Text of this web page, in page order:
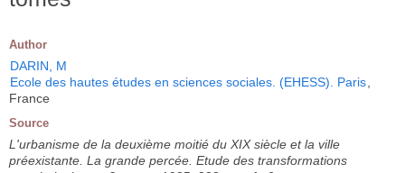
Author
DARIN, M
Ecole des hautes études en sciences sociales. (EHESS). Paris
France
Source
L'urbanisme de la deuxième moitié du XIX siècle et la ville
préexistante. La grande percée. Etude des transformations